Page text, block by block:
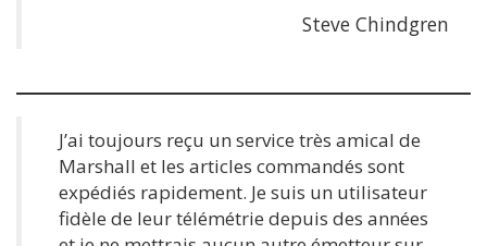
Steve Chindgren
J’ai toujours reçu un service très amical de
Marshall et les articles commandés sont
expédiés rapidement. Je suis un utilisateur
fidèle de leur télémétrie depuis des années